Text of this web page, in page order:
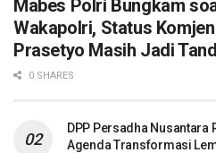
Mabes Polri Bungkam
Wakapolri, Status
Prasetyo Masih Jadi
0 SHARES
DPP Persadha Nusantara
Agenda Transformasi